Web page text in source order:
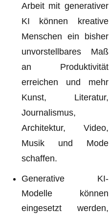
Arbeit mit generativer
KI können kreative
Menschen ein bisher
unvorstellbares Maß
an Produktivität
erreichen und mehr
Kunst, Literatur,
Journalismus,
Architektur, Video,
Musik und Mode
schaffen.
Generative KI-
Modelle können
eingesetzt werden,